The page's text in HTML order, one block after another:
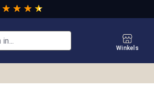
Winkels